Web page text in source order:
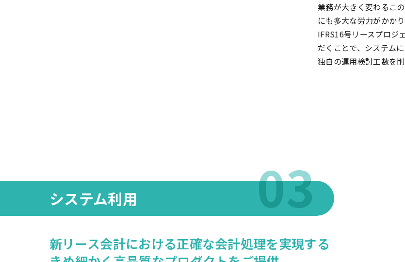
業務が大きく変わるこ
にも多大な労力がかかり
IFRS16号リースプロジ
だくことで、システム
独自の運用検討工数を削
システム利用
新リース会計における正確な会計処理を実現する